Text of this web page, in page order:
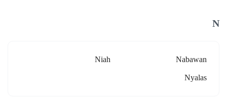
N
Nabawan
Niah
Nyalas